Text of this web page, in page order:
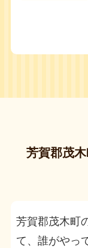
芳賀郡茂
芳賀郡茂木町
て、誰がやっ